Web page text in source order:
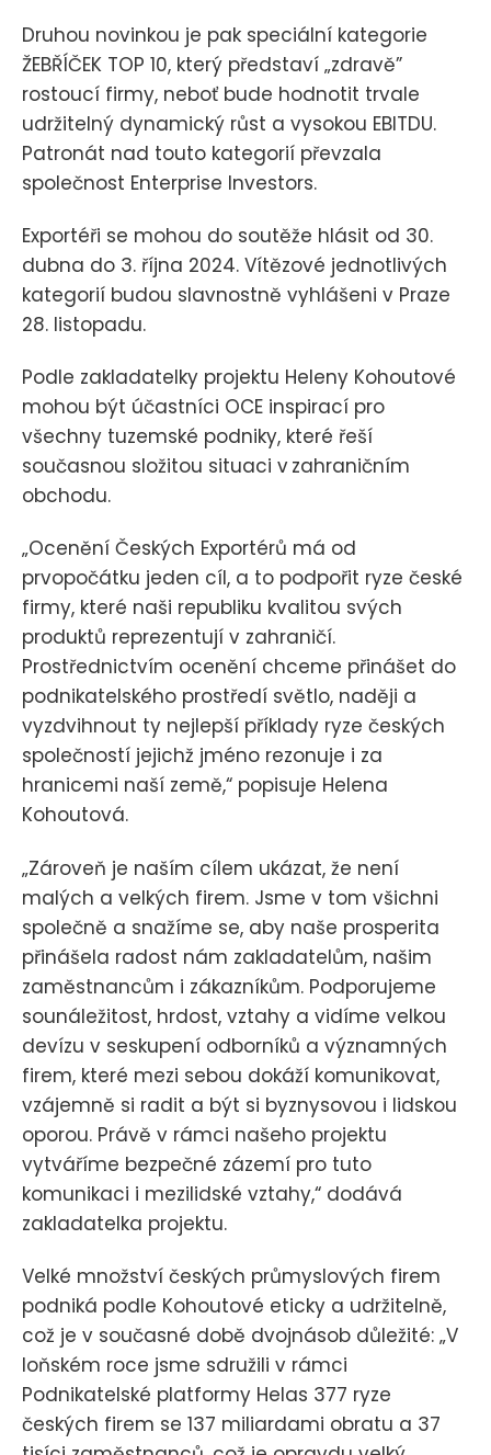
Druhou novinkou je pak speciální kategorie
ŽEBŘÍČEK TOP 10, který představí „zdravě”
rostoucí firmy, neboť bude hodnotit trvale
udržitelný dynamický růst a vysokou EBITDU.
Patronát nad touto kategorií převzala
společnost Enterprise Investors.
Exportéři se mohou do soutěže hlásit od 30.
dubna do 3. října 2024. Vítězové jednotlivých
kategorií budou slavnostně vyhlášeni v Praze
28. listopadu.
Podle zakladatelky projektu Heleny Kohoutové
mohou být účastníci OCE inspirací pro
všechny tuzemské podniky, které řeší
současnou složitou situaci v zahraničním
obchodu.
„Ocenění Českých Exportérů má od
prvopočátku jeden cíl, a to podpořit ryze české
firmy, které naši republiku kvalitou svých
produktů reprezentují v zahraničí.
Prostřednictvím ocenění chceme přinášet do
podnikatelského prostředí světlo, naději a
vyzdvihnout ty nejlepší příklady ryze českých
společností jejichž jméno rezonuje i za
hranicemi naší země,“ popisuje Helena
Kohoutová.
„Zároveň je naším cílem ukázat, že není
malých a velkých firem. Jsme v tom všichni
společně a snažíme se, aby naše prosperita
přinášela radost nám zakladatelům, našim
zaměstnancům i zákazníkům. Podporujeme
sounáležitost, hrdost, vztahy a vidíme velkou
devízu v seskupení odborníků a významných
firem, které mezi sebou dokáží komunikovat,
vzájemně si radit a být si byznysovou i lidskou
oporou. Právě v rámci našeho projektu
vytváříme bezpečné zázemí pro tuto
komunikaci i mezilidské vztahy,“ dodává
zakladatelka projektu.
Velké množství českých průmyslových firem
podniká podle Kohoutové eticky a udržitelně,
což je v současné době dvojnásob důležité: „V
loňském roce jsme sdružili v rámci
Podnikatelské platformy Helas 377 ryze
českých firem se 137 miliardami obratu a 37